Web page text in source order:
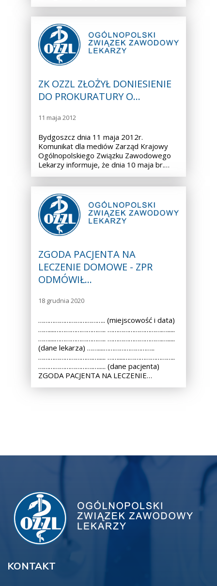
ZK OZZL ZŁOŻYŁ DONIESIENIE
DO PROKURATURY O…
11 maja 2012
Bydgoszcz dnia 11 maja 2012r.
Komunikat dla mediów Zarząd Krajowy
Ogólnopolskiego Związku Zawodowego
Lekarzy informuje, że dnia 10 maja br.…
ZGODA PACJENTA NA
LECZENIE DOMOWE - ZPR
ODMÓWIŁ…
18 grudnia 2020
……………………………….. (miejscowość i data)
……....……………………….. ………………………….….....
……....……………………….. ………………………….….....
(dane lekarza) ……....………………………..
………………………….…..... ……....………………………..
………………………….…..... (dane pacjenta)
ZGODA PACJENTA NA LECZENIE…
KONTAKT